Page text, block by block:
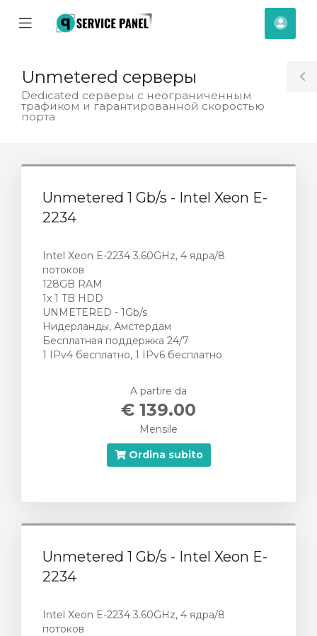
Mobile
Unmetered cерверы
Dedicated серверы с неограниченным
трафиком и гарантированной скоростью
порта
Unmetered 1 Gb/s - Intel Xeon E-
2234
Intel Xeon E-2234 3.60GHz, 4 ядра/8
потоков
128GB RAM
1x 1 TB HDD
UNMETERED - 1Gb/s
Нидерланды, Амстердам
Бесплатная поддержка 24/7
1 IPv4 бесплатно, 1 IPv6 бесплатно
A partire da
€ 139.00
Mensile
Ordina subito
Unmetered 1 Gb/s - Intel Xeon E-
2234
Intel Xeon E-2234 3.60GHz, 4 ядра/8
потоков